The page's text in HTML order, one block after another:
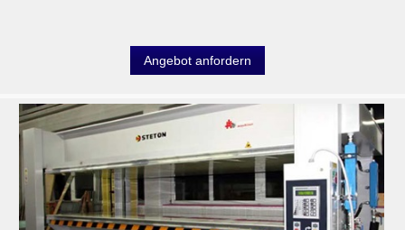
Angebot anfordern